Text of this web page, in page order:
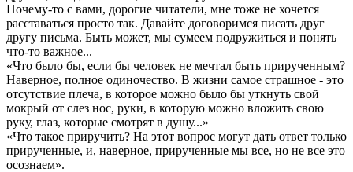
Почему-то с вами, дорогие читатели, мне тоже не хочется
расставаться просто так. Давайте договоримся писать друг
другу письма. Быть может, мы сумеем подружиться и понять
что-то важное...
«Что было бы, если бы человек не мечтал быть прирученным?
Наверное, полное одиночество. В жизни самое страшное - это
отсутствие плеча, в которое можно было бы уткнуть свой
мокрый от слез нос, руки, в которую можно вложить свою
руку, глаз, которые смотрят в душу...»
«Что такое приручить? На этот вопрос могут дать ответ только
прирученные, и, наверное, прирученные мы все, но не все это
осознаем».